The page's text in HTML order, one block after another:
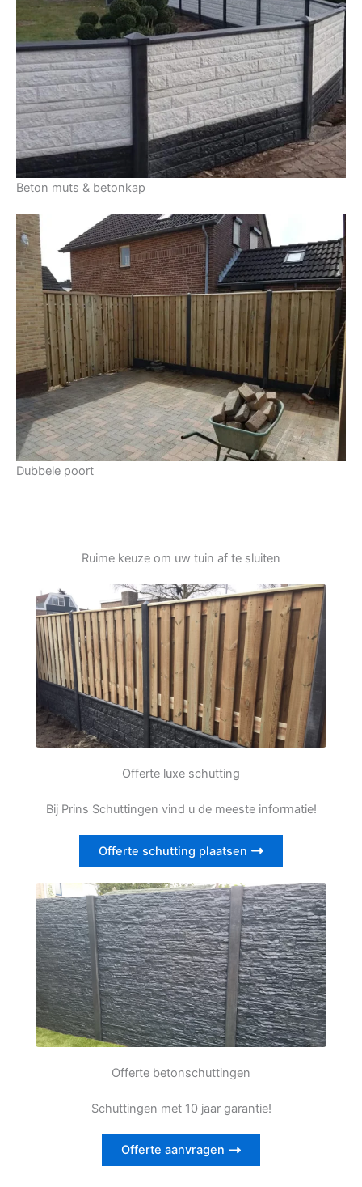
Beton muts & betonkap
Dubbele poort
Ruime keuze om uw tuin af te sluiten
Offerte luxe schutting
Bij Prins Schuttingen vind u de meeste informatie!
Offerte schutting plaatsen
Offerte betonschuttingen
Schuttingen met 10 jaar garantie!
Offerte aanvragen